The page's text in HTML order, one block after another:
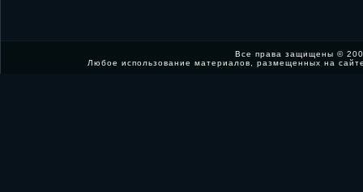
Все права защищены ©
Любое использование материалов, размещенных на